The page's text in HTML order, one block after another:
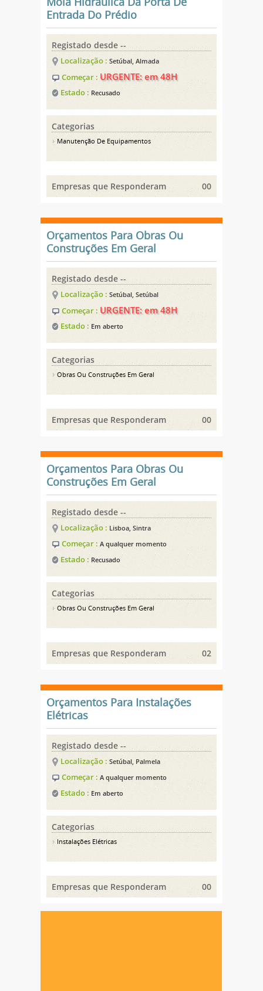
Entrada Do Prédio
Registado desde --
Localização : Setúbal, Almada
Começar : URGENTE: em 48H
Estado : Recusado
Categorias
Manutenção De Equipamentos
Empresas que Responderam 00
Orçamentos Para Obras Ou
Construções Em Geral
Registado desde --
Localização : Setúbal, Setúbal
Começar : URGENTE: em 48H
Estado : Em aberto
Categorias
Obras Ou Construções Em Geral
Empresas que Responderam 00
Orçamentos Para Obras Ou
Construções Em Geral
Registado desde --
Localização : Lisboa, Sintra
Começar : A qualquer momento
Estado : Recusado
Categorias
Obras Ou Construções Em Geral
Empresas que Responderam 02
Orçamentos Para Instalações
Elétricas
Registado desde --
Localização : Setúbal, Palmela
Começar : A qualquer momento
Estado : Em aberto
Categorias
Instalações Elétricas
Empresas que Responderam 00